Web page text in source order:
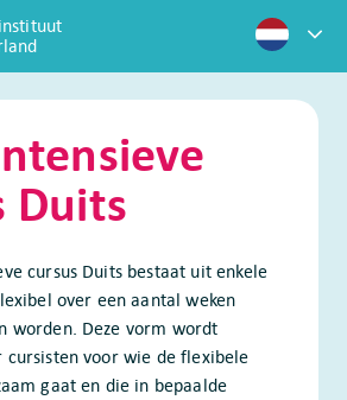
Duits
cursus Duits bestaat uit enkele
over een aantal weken
worden. Deze vorm wordt
cursisten voor wie de flexibele
gaat en die in bepaalde